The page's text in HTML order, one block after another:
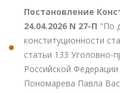
Постановление
24.04.2026 N 27-П "По
конституционности
статьи 133 Уголовно-
Российской
Пономарева Павла